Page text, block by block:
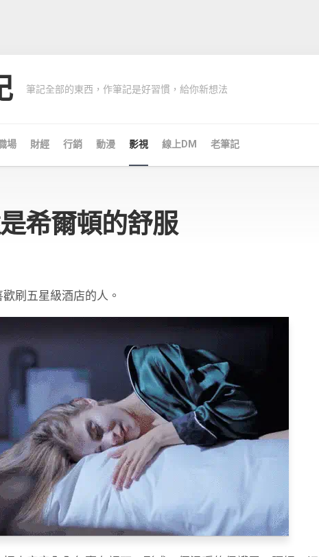
筆記全部的東西，作筆記是好習慣，給你新想法
場 財經 行銷 動漫 影視 線上DM 老筆記
希爾頓的舒服
刷五星級酒店的人。